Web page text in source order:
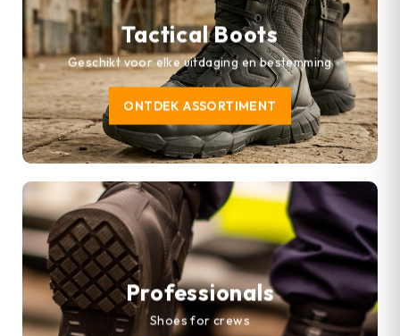
Tactical Boots
Geschikt voor elke uitdaging en bestemming
ONTDEK ASSORTIMENT
Professionals
Shoes for crews